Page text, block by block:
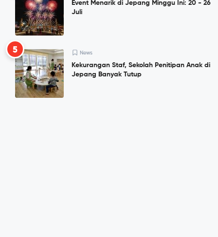
Event Menarik di Jepang Minggu Ini: 20 - 26
Juli
5 News
Kekurangan Staf, Sekolah Penitipan Anak di
Jepang Banyak Tutup